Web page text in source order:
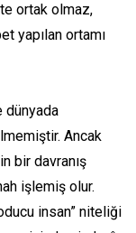
ortak olmaz,
yapılan ortamı
dünyada
Ancak
bir davranış
işlemiş olur.
insan” niteliği